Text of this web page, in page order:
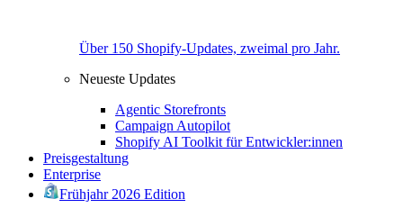
Über 150 Shopify-Updates, zweimal pro Jahr.
Neueste Updates
Agentic Storefronts
Campaign Autopilot
Shopify AI Toolkit für Entwickler:innen
Preisgestaltung
Enterprise
Frühjahr 2026 Edition